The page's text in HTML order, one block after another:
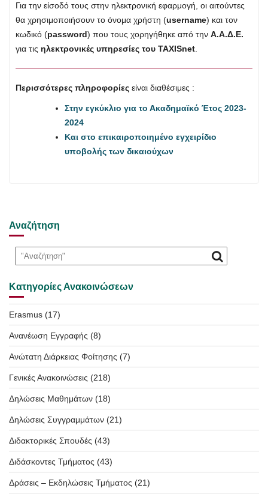
Για την είσοδό τους στην ηλεκτρονική εφαρμογή, οι αιτούντες
θα χρησιμοποιήσουν το όνομα χρήστη (username) και τον
κωδικό (password) που τους χορηγήθηκε από την Α.Α.Δ.Ε.
για τις ηλεκτρονικές υπηρεσίες του TAXISnet
Περισσότερες πληροφορίες είναι διαθέσιμες :
Στην εγκύκλιο για το Ακαδημαϊκό Έτος 2023-
2024
Και στο επικαιροποιημένο εγχειρίδιο
υποβολής των δικαιούχων
Αναζήτηση
Κατηγορίες Ανακοινώσεων
Erasmus (17)
Ανανέωση Εγγραφής (8)
Ανώτατη Διάρκειας Φοίτησης (7)
Γενικές Ανακοινώσεις (218)
Δηλώσεις Μαθημάτων (18)
Δηλώσεις Συγγραμμάτων (21)
Διδακτορικές Σπουδές (43)
Διδάσκοντες Τμήματος (43)
Δράσεις – Εκδηλώσεις Τμήματος (21)